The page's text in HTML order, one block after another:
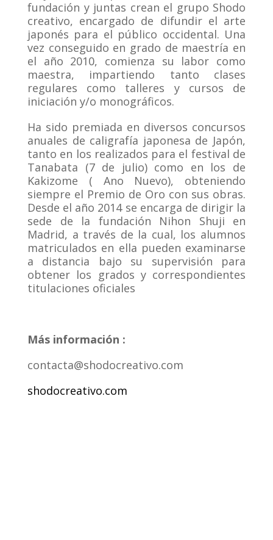
fundación y juntas crean el grupo Shodo
creativo, encargado de difundir el arte
japonés para el público occidental. Una
vez conseguido en grado de maestría en
el año 2010, comienza su labor como
maestra, impartiendo tanto clases
regulares como talleres y cursos de
iniciación y/o monográficos.
Ha sido premiada en diversos concursos
anuales de caligrafía japonesa de Japón,
tanto en los realizados para el festival de
Tanabata (7 de julio) como en los de
Kakizome ( Ano Nuevo), obteniendo
siempre el Premio de Oro con sus obras.
Desde el año 2014 se encarga de dirigir la
sede de la fundación Nihon Shuji en
Madrid, a través de la cual, los alumnos
matriculados en ella pueden examinarse
a distancia bajo su supervisión para
obtener los grados y correspondientes
titulaciones oficiales
Más información :
contacta@shodocreativo.com
shodocreativo.com